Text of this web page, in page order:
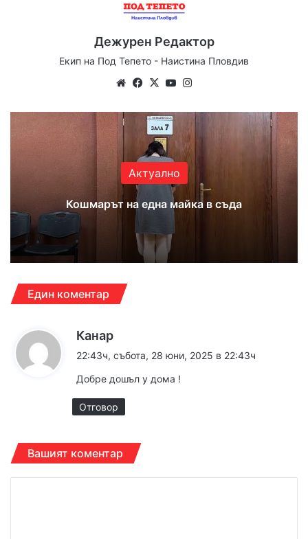
Дежурен Редактор
Екип на Под Тепето - Наистина Пловдив
WebsiteFacebook
X YouTube
Актуално
Кошмарът на една майка в съда
Един коментар
Канар
а
:
22:43ч, събота, 28 юни, 2025 в 22:43ч
Добре дошъл у дома !
Отговор
Вашият коментар